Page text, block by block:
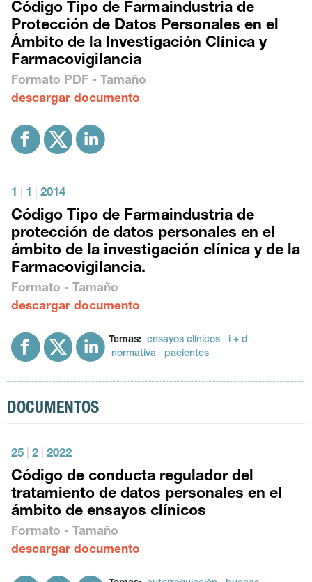
Código Tipo de Farmaindustria de
Protección de Datos Personales en el
Ámbito de la Investigación Clínica y
Farmacovigilancia
Formato PDF - Tamaño
descargar documento
1 1 2014
Código Tipo de Farmaindustria de
protección de datos personales en el
ámbito de la investigación clínica y de la
Farmacovigilancia.
Formato - Tamaño
descargar documento
Temas: ensayos clínicos
i + d
normativa
pacientes
DOCUMENTOS
25 2 2022
Código de conducta regulador del
tratamiento de datos personales en el
ámbito de ensayos clínicos
Formato - Tamaño
descargar documento